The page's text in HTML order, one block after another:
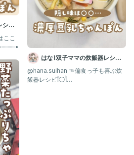
らえたら嬉しいです☺️
シピ
ここ
はな⌇双子ママの炊飯器レシピ
𓂃𓈒𓏸
@hana.suihan ☜偏食っ子も喜ぶ炊
飯器レシピ𓌉◯𓇋